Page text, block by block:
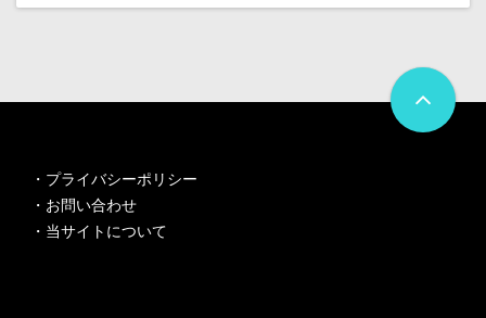
・ プライバシーポリシー
・ お問い合わせ
・ 当サイトについて